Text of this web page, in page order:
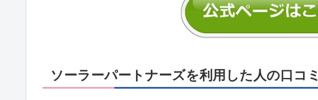
ソーラーパートナーズを利用した人の口コミ